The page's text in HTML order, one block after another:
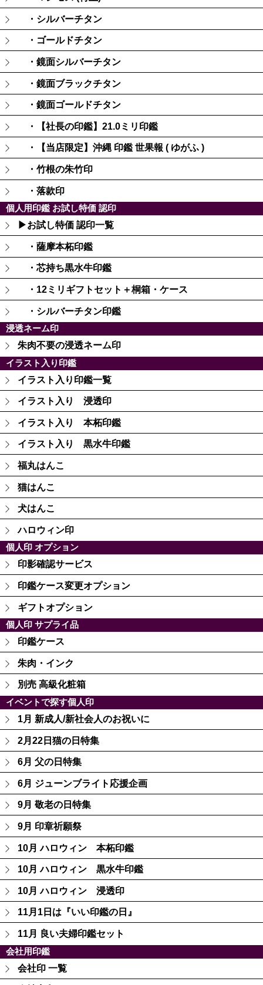
・シルバーチタン
・ゴールドチタン
・鏡面シルバーチタン
・鏡面ブラックチタン
・鏡面ゴールドチタン
・【社長の印鑑】21.0ミリ印鑑
・【当店限定】沖縄 印鑑 世果報 ( ゆがふ )
・竹根の朱竹印
・落款印
個人用印鑑 お試し特価 認印
▶お試し特価 認印一覧
・薩摩本柘印鑑
・芯持ち黒水牛印鑑
・12ミリギフトセット＋桐箱・ケース
・シルバーチタン印鑑
浸透ネーム印
朱肉不要の浸透ネーム印
イラスト入り印鑑
イラスト入り印鑑一覧
イラスト入り 浸透印
イラスト入り 本柘印鑑
イラスト入り 黒水牛印鑑
福丸はんこ
猫はんこ
犬はんこ
ハロウィン印
個人印 オプション
印影確認サービス
印鑑ケース変更オプション
ギフトオプション
個人印 サプライ品
印鑑ケース
朱肉・インク
別売 高級化粧箱
イベントで探す個人印
1月 新成人/新社会人のお祝いに
2月22日猫の日特集
6月 父の日特集
6月 ジューンブライト応援企画
9月 敬老の日特集
9月 印章祈願祭
10月 ハロウィン 本柘印鑑
10月 ハロウィン 黒水牛印鑑
10月 ハロウィン 浸透印
11月1日は『いい印鑑の日』
11月 良い夫婦印鑑セット
会社用印鑑
会社印 一覧